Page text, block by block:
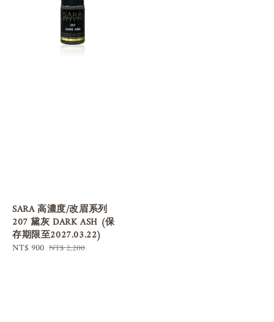
SARA 高濃度/改眉系列
207 黛灰 DARK ASH (保
存期限至2027.03.22)
Sale
NT$ 900 Regular
NT$ 2,200